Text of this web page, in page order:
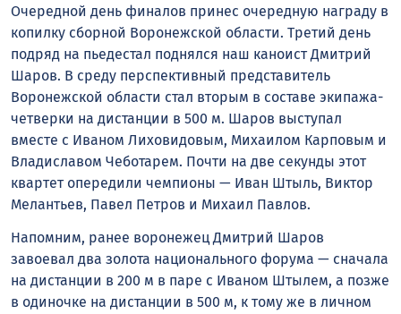
Очередной день финалов принес очередную награду в
копилку сборной Воронежской области. Третий день
подряд на пьедестал поднялся наш каноист Дмитрий
Шаров. В среду перспективный представитель
Воронежской области стал вторым в составе экипажа-
четверки на дистанции в 500 м. Шаров выступал
вместе с Иваном Лиховидовым, Михаилом Карповым и
Владиславом Чеботарем. Почти на две секунды этот
квартет опередили чемпионы — Иван Штыль, Виктор
Мелантьев, Павел Петров и Михаил Павлов.
Напомним, ранее воронежец Дмитрий Шаров
завоевал два золота национального форума — сначала
на дистанции в 200 м в паре с Иваном Штылем, а позже
в одиночке на дистанции в 500 м, к тому же в личном